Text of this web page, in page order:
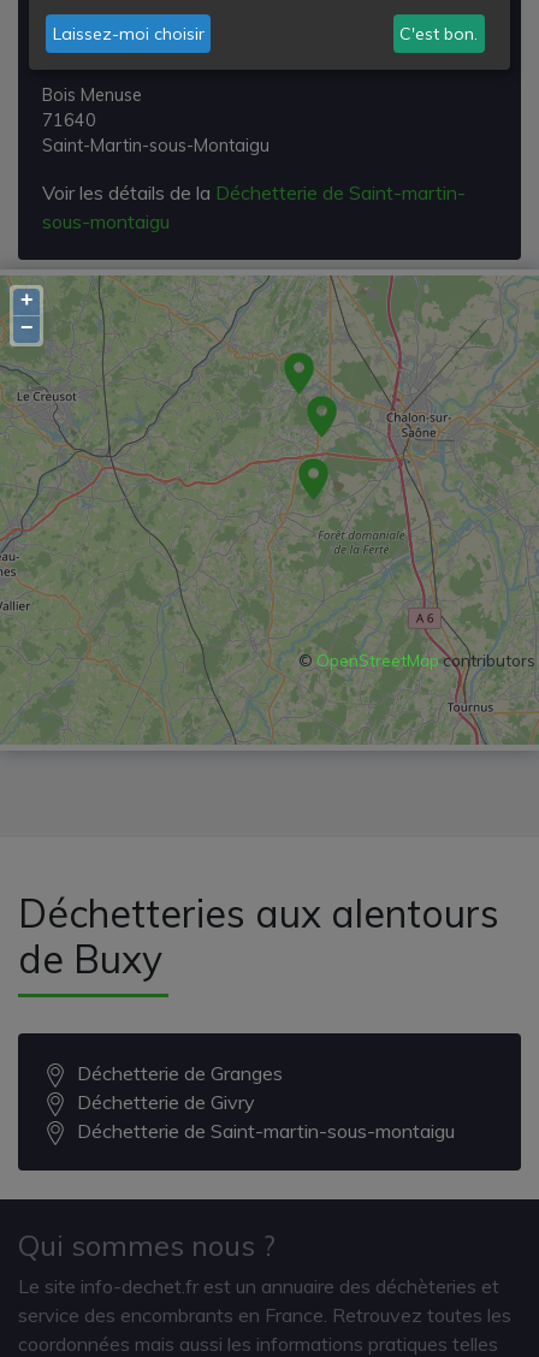
Déchetterie de Saint-martin-sous-
montaigu
Bois Menuse
71640
Saint-Martin-sous-Montaigu
Voir les détails de la Déchetterie de Saint-martin-
sous-montaigu
+
−
© OpenStreetMapcontributors
Déchetteries aux alentours
de Buxy
Déchetterie de Granges
Déchetterie de Givry
Déchetterie de Saint-martin-sous-montaigu
Qui sommes nous ?
Le site info-dechet.fr est un annuaire des déchèteries et
service des encombrants en France. Retrouvez toutes les
coordonnées mais aussi les informations pratiques telles
Laissez-moi choisir C'est bon.